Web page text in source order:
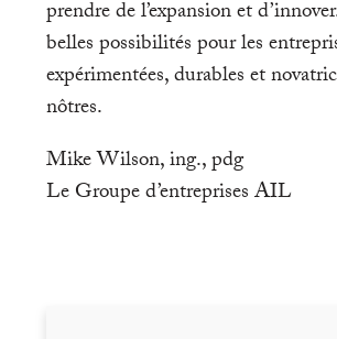
prendre de l’expansion et
belles possibilités pour les
expérimentées, durables et
nôtres.
Mike Wilson, ing., pdg
Le Groupe d’entreprises AIL